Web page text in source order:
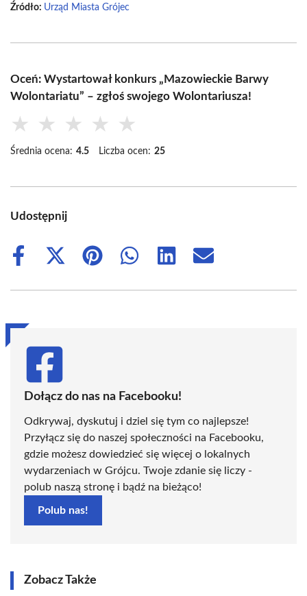
Źródło: Urząd Miasta Grójec
Oceń: Wystartował konkurs „Mazowieckie Barwy
Wolontariatu” – zgłoś swojego Wolontariusza!
★ ★ ★ ★ ★
Średnia ocena: 4.5 Liczba ocen: 25
Udostępnij
Share
Share
(Twitter)
Share
Share
Share
Share
Dołącz do nas na Facebooku!
Odkrywaj, dyskutuj i dziel się tym co najlepsze!
Przyłącz się do naszej społeczności na Facebooku,
gdzie możesz dowiedzieć się więcej o lokalnych
wydarzeniach w Grójcu. Twoje zdanie się liczy -
polub naszą stronę i bądź na bieżąco!
Polub nas!
Zobacz Także